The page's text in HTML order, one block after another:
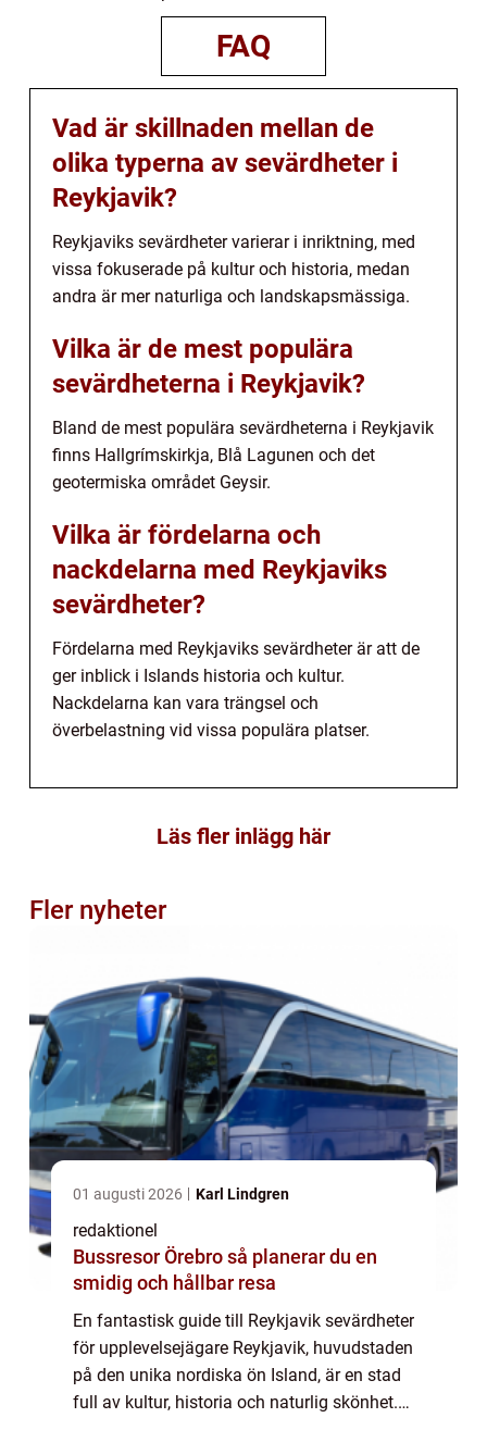
FAQ
Vad är skillnaden mellan de
olika typerna av sevärdheter i
Reykjavik?
Reykjaviks sevärdheter varierar i inriktning, med
vissa fokuserade på kultur och historia, medan
andra är mer naturliga och landskapsmässiga.
Vilka är de mest populära
sevärdheterna i Reykjavik?
Bland de mest populära sevärdheterna i Reykjavik
finns Hallgrímskirkja, Blå Lagunen och det
geotermiska området Geysir.
Vilka är fördelarna och
nackdelarna med Reykjaviks
sevärdheter?
Fördelarna med Reykjaviks sevärdheter är att de
ger inblick i Islands historia och kultur.
Nackdelarna kan vara trängsel och
överbelastning vid vissa populära platser.
Läs fler inlägg här
Fler nyheter
01 augusti 2026 Karl Lindgren
redaktionel
Bussresor Örebro så planerar du en
smidig och hållbar resa
En fantastisk guide till Reykjavik sevärdheter
för upplevelsejägare Reykjavik, huvudstaden
på den unika nordiska ön Island, är en stad
full av kultur, historia och naturlig skönhet.